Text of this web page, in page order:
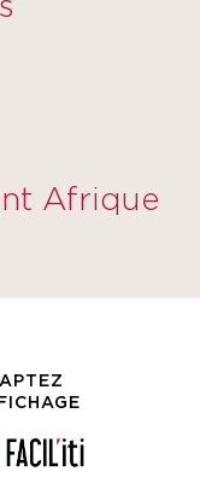
Afrique
Clarins